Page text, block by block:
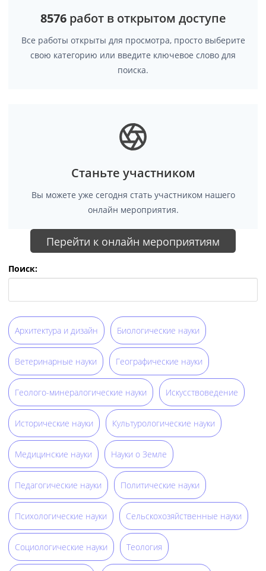
8576работ в открытом доступе
Все работы открыты для просмотра, просто выберите
свою категорию или введите ключевое слово для
поиска.
Станьте участником
Вы можете уже сегодня стать участником нашего
онлайн мероприятия.
Перейти к онлайн мероприятиям
Поиск:
Архитектура и дизайн Биологические науки
Ветеринарные науки Географические науки
Геолого-минералогические науки Искусствоведение
Исторические науки Культурологические науки
Медицинские науки Науки о Земле
Педагогические науки Политические науки
Психологические науки Сельскохозяйственные науки
Социологические науки Теология